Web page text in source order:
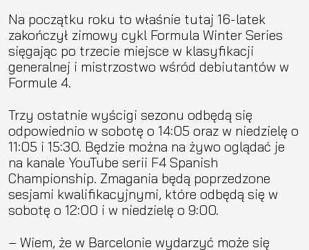
Na początku roku to właśnie tutaj 16-latek
zakończył zimowy cykl Formula Winter Series
sięgając po trzecie miejsce w klasyfikacji
generalnej i mistrzostwo wśród debiutantów w
Formule 4.
Trzy ostatnie wyścigi sezonu odbędą się
odpowiednio w sobotę o 14:05 oraz w niedzielę o
11:05 i 15:30. Będzie można na żywo oglądać je
na kanale YouTube serii F4 Spanish
Championship. Zmagania będą poprzedzone
sesjami kwalifikacyjnymi, które odbędą się w
sobotę o 12:00 i w niedzielę o 9:00.
– Wiem, że w Barcelonie wydarzyć może się